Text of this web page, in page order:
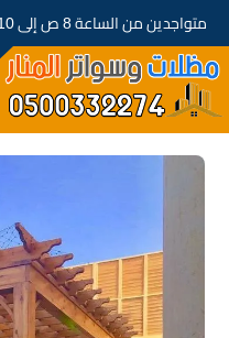
متواجدين من الساعة 8 ص إلى 10 م